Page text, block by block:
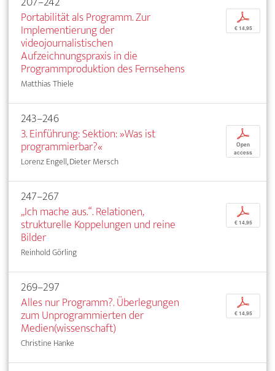
Portabilität als Programm. Zur
Implementierung der
videojournalistischen
Aufzeichnungspraxis in die
Programmproduktion des Fernsehens
Matthias Thiele
p
€ 14,95
243–246
3. Einführung: Sektion: »Was ist
programmierbar?«
Lorenz Engell, Dieter Mersch
p
Open
access
247–267
„Ich mache aus.“. Relationen,
strukturelle Koppelungen und reine
Bilder
Reinhold Görling
p
€ 14,95
269–297
Alles nur Programm?. Überlegungen
zum Unprogrammierten der
Medien(wissenschaft)
Christine Hanke
p
€ 14,95